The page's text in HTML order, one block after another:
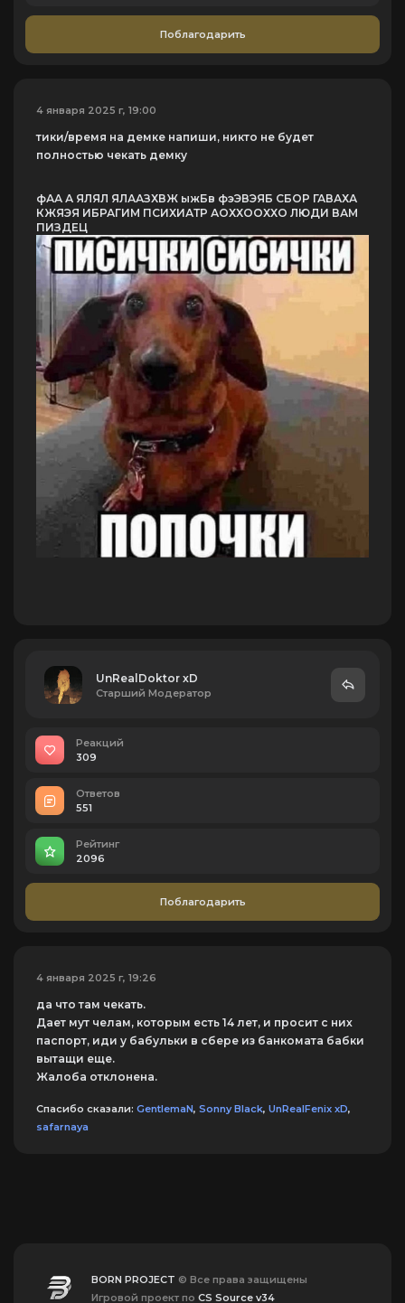
Поблагодарить
4 января 2025 г, 19:00
тики/время на демке напиши, никто не будет
полностью чекать демку
фАА А ЯЛЯЛ ЯЛААЗХВЖ ыжБв фэЭВЭЯБ СБОР ГАВАХА
КЖЯЭЯ ИБРАГИМ ПСИХИАТР АОХХООХХО ЛЮДИ ВАМ
ПИЗДЕЦ
UnRealDoktor xD
Старший Модератор
Реакций
309
Ответов
551
Рейтинг
2096
Поблагодарить
4 января 2025 г, 19:26
да что там чекать.
Дает мут челам, которым есть 14 лет, и просит с них
паспорт, иди у бабульки в сбере из банкомата бабки
вытащи еще.
Жалоба отклонена.
Спасибо сказали: GentlemaN, Sonny Black, UnRealFenix xD,
safarnaya
BORN PROJECT © Все права защищены
Игровой проект по CS Source v34